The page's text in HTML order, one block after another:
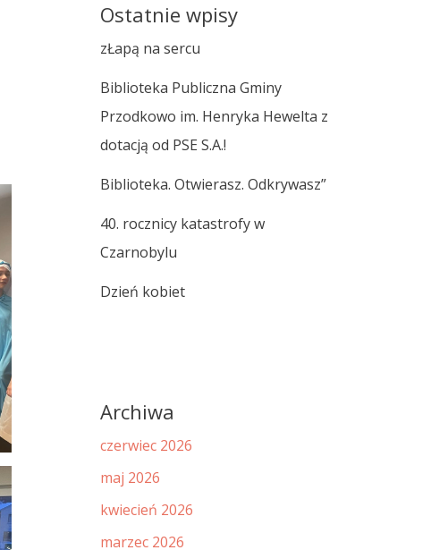
Ostatnie wpisy
zŁapą na sercu
Biblioteka Publiczna Gminy
Przodkowo im. Henryka Hewelta z
dotacją od PSE S.A.!
Biblioteka. Otwierasz. Odkrywasz”
40. rocznicy katastrofy w
Czarnobylu
Dzień kobiet
Archiwa
czerwiec 2026
maj 2026
kwiecień 2026
marzec 2026